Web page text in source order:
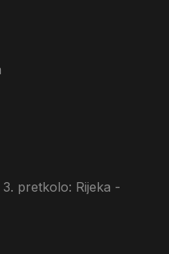
pretkolo: Rijeka -